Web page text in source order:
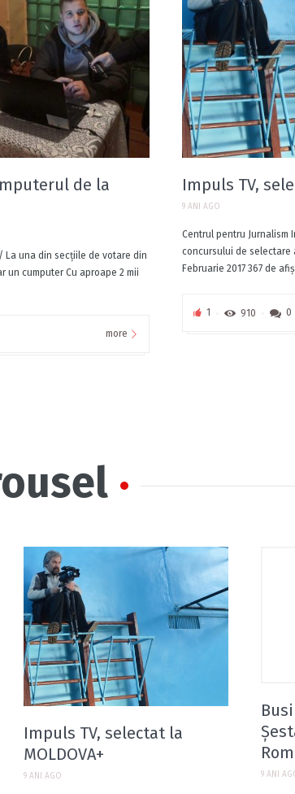
de la
una din secţiile de votare din
un cumputer Cu aproape 2 mii
more
Impuls TV,
9 ANI AGO
Centrul pentru
concursului de selectare
Februarie 2017 367 de
1 910 0
Impuls TV, selectat la
MOLDOVA+
9 ANI AGO 9 ANI